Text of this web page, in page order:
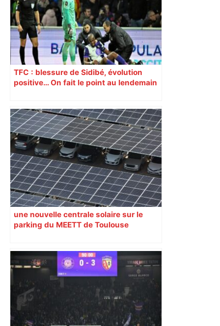
TFC : blessure de Sidibé, évolution
positive… On fait le point au lendemain
une nouvelle centrale solaire sur le
parking du MEETT de Toulouse